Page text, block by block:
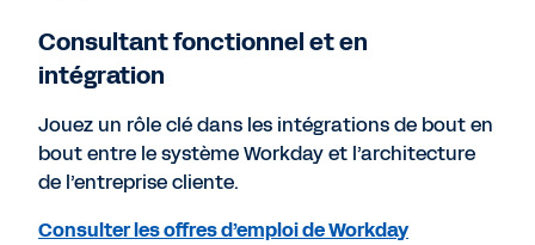
Consultant fonctionnel et en
intégration
Jouez un rôle clé dans les intégrations de bout en
bout entre le système Workday et l’architecture
de l’entreprise cliente.
Consulter les offres d’emploi de Workday